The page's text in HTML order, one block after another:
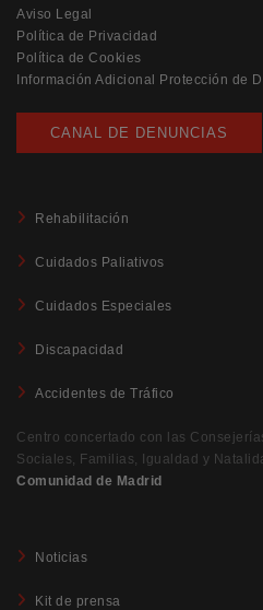
Aviso Legal
Política de Privacidad
Política de Cookies
Información Adicional Protección de
CANAL DE DENUNCIAS
Rehabilitación
Cuidados Paliativos
Cuidados Especiales
Discapacidad
Accidentes de Tráfico
Centro concertado con las
Sociales, Familias, Igualdad y
Comunidad de Madrid
Noticias
Kit de prensa